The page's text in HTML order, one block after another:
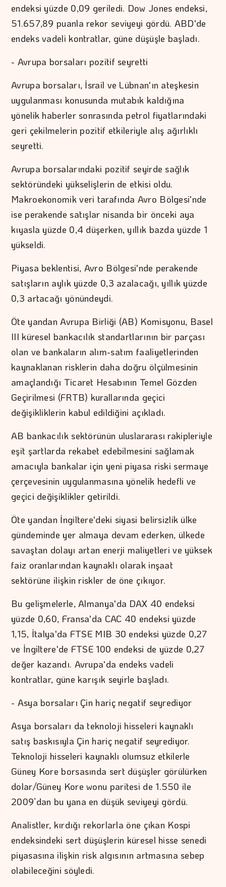
endeksi yüzde 0,09 geriledi. Dow Jones endeksi,
51.657,89 puanla rekor seviyeyi gördü. ABD'de
endeks vadeli kontratlar, güne düşüşle başladı.
- Avrupa borsaları pozitif seyretti
Avrupa borsaları, İsrail ve Lübnan'ın ateşkesin
uygulanması konusunda mutabık kaldığına
yönelik haberler sonrasında petrol fiyatlarındaki
geri çekilmelerin pozitif etkileriyle alış ağırlıklı
seyretti.
Avrupa borsalarındaki pozitif seyirde sağlık
sektöründeki yükselişlerin de etkisi oldu.
Makroekonomik veri tarafında Avro Bölgesi'nde
ise perakende satışlar nisanda bir önceki aya
kıyasla yüzde 0,4 düşerken, yıllık bazda yüzde 1
yükseldi.
Piyasa beklentisi, Avro Bölgesi'nde perakende
satışların aylık yüzde 0,3 azalacağı, yıllık yüzde
0,3 artacağı yönündeydi.
Öte yandan Avrupa Birliği (AB) Komisyonu, Basel
III küresel bankacılık standartlarının bir parçası
olan ve bankaların alım-satım faaliyetlerinden
kaynaklanan risklerin daha doğru ölçülmesinin
amaçlandığı Ticaret Hesabının Temel Gözden
Geçirilmesi (FRTB) kurallarında geçici
değişikliklerin kabul edildiğini açıkladı.
AB bankacılık sektörünün uluslararası rakipleriyle
eşit şartlarda rekabet edebilmesini sağlamak
amacıyla bankalar için yeni piyasa riski sermaye
çerçevesinin uygulanmasına yönelik hedefli ve
geçici değişiklikler getirildi.
Öte yandan İngiltere'deki siyasi belirsizlik ülke
gündeminde yer almaya devam ederken, ülkede
savaştan dolayı artan enerji maliyetleri ve yüksek
faiz oranlarından kaynaklı olarak inşaat
sektörüne ilişkin riskler de öne çıkıyor.
Bu gelişmelerle, Almanya'da DAX 40 endeksi
yüzde 0,60, Fransa'da CAC 40 endeksi yüzde
1,15, İtalya'da FTSE MIB 30 endeksi yüzde 0,27
ve İngiltere'de FTSE 100 endeksi de yüzde 0,27
değer kazandı. Avrupa'da endeks vadeli
kontratlar, güne karışık seyirle başladı.
- Asya borsaları Çin hariç negatif seyrediyor
Asya borsaları da teknoloji hisseleri kaynaklı
satış baskısıyla Çin hariç negatif seyrediyor.
Teknoloji hisseleri kaynaklı olumsuz etkilerle
Güney Kore borsasında sert düşüşler görülürken
dolar/Güney Kore wonu paritesi de 1.550 ile
2009’dan bu yana en düşük seviyeyi gördü.
Analistler, kırdığı rekorlarla öne çıkan Kospi
endeksindeki sert düşüşlerin küresel hisse senedi
piyasasına ilişkin risk algısının artmasına sebep
olabileceğini söyledi.